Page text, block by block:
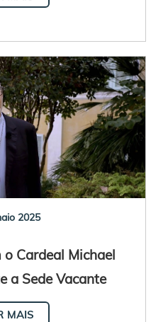
2025
Cardeal Michael
a Sede Vacante
MAIS